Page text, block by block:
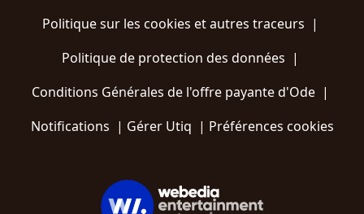
Politique sur les cookies et autres traceurs |
Politique de protection des données |
Conditions Générales de l'offre payante d'Ode |
Notifications | Gérer Utiq | Préférences cookies